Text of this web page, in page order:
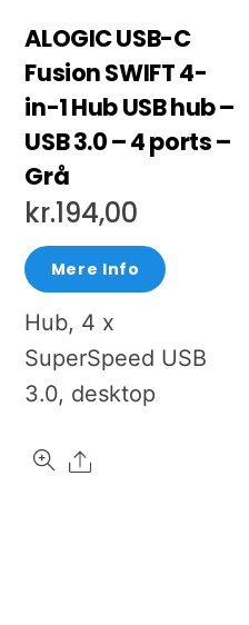
ALOGIC USB-C
Fusion SWIFT 4-
in-1 Hub USB hub –
USB 3.0 – 4 ports –
Grå
kr.194,00
Mere Info
Hub, 4 x
SuperSpeed USB
3.0, desktop
Share